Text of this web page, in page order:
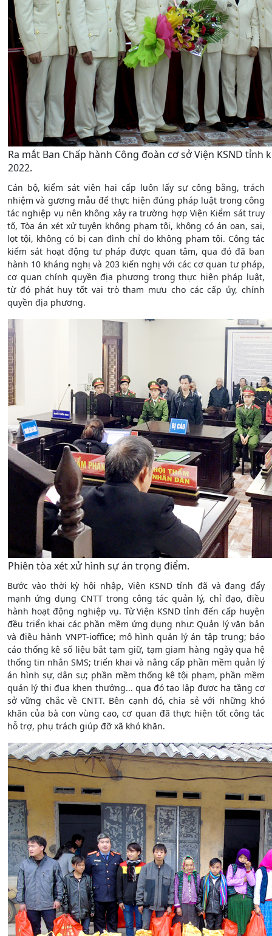
Ra mắt Ban Chấp hành Công đoàn cơ sở Viện KSND tỉnh
2022.
Cán bộ, kiểm sát viên hai cấp luôn lấy sự công bằng, trách
nhiệm và gương mẫu để thực hiện đúng pháp luật trong công
tác nghiệp vụ nên không xảy ra trường hợp Viện Kiểm sát truy
tố, Tòa án xét xử tuyên không phạm tội, không có án oan, sai,
lọt tội, không có bị can đình chỉ do không phạm tội. Công tác
kiểm sát hoạt động tư pháp được quan tâm, qua đó đã ban
hành 10 kháng nghị và 203 kiến nghị với các cơ quan tư pháp,
cơ quan chính quyền địa phương trong thực hiện pháp luật,
từ đó phát huy tốt vai trò tham mưu cho các cấp ủy, chính
quyền địa phương.
Phiên tòa xét xử hình sự án trọng điểm.
Bước vào thời kỳ hội nhập, Viện KSND tỉnh đã và đang đẩy
mạnh ứng dụng CNTT trong công tác quản lý, chỉ đạo, điều
hành hoạt động nghiệp vụ. Từ Viện KSND tỉnh đến cấp huyện
đều triển khai các phần mềm ứng dụng như: Quản lý văn bản
và điều hành VNPT-ioffice; mô hình quản lý án tập trung; báo
cáo thống kê số liệu bắt tạm giữ, tạm giam hàng ngày qua hệ
thống tin nhắn SMS; triển khai và nâng cấp phần mềm quản lý
án hình sự, dân sự; phần mềm thống kê tội phạm, phần mềm
quản lý thi đua khen thưởng... qua đó tạo lập được hạ tầng cơ
sở vững chắc về CNTT. Bên cạnh đó, chia sẻ với những khó
khăn của bà con vùng cao, cơ quan đã thực hiện tốt công tác
hỗ trợ, phụ trách giúp đỡ xã khó khăn.